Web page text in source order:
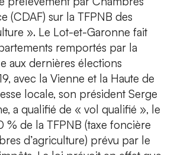
(CDAF) sur la TFPNB des
». Le Lot-et-Garonne fait
remportés par la
aux dernières élections
avec la Vienne et la Haute de
locale, son président Serge
a qualifié de « vol qualifié », le
% de la TFPNB (taxe foncière
d’agriculture) prévu par le